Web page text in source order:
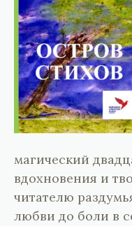
магический
вдохновения и
читателю
любви до боли в